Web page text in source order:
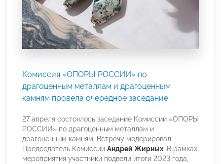
Комиссия «ОПОРЫ РОССИИ» по
драгоценным металлам и драгоценным
камням провела очередное заседание
27 апреля состоялось заседание Комиссии «ОПОРЫ
РОССИИ» по драгоценным металлам и
драгоценным камням. Встречу модерировал
Председатель Комиссии Андрей Жирных. В рамках
мероприятия участники подвели итоги 2023 года,